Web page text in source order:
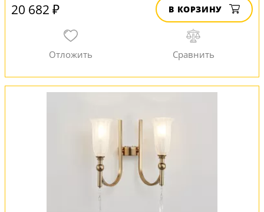
20 682 ₽ В КОРЗИНУ